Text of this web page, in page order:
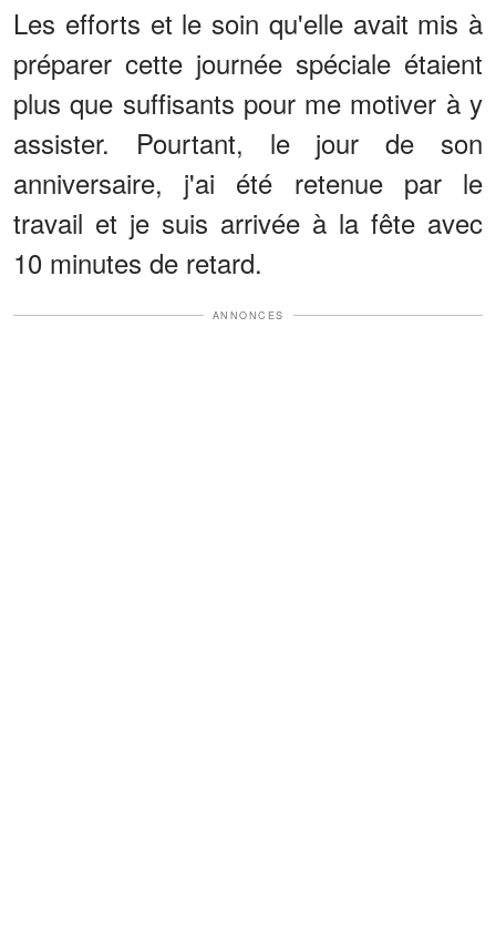
Les efforts et le soin qu'elle avait mis à
préparer cette journée spéciale étaient
plus que suffisants pour me motiver à y
assister. Pourtant, le jour de son
anniversaire, j'ai été retenue par le
travail et je suis arrivée à la fête avec
10 minutes de retard.
ANNONCES